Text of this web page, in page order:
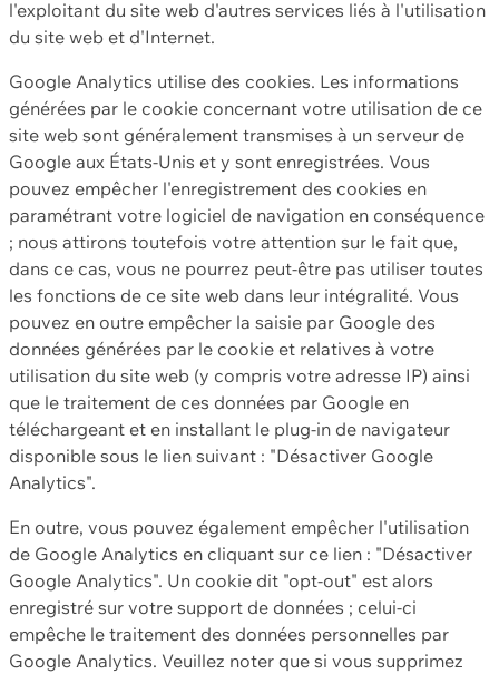
l'exploitant du site web d'autres services liés à l'utilisation
du site web et d'Internet.
Google Analytics utilise des cookies. Les informations
générées par le cookie concernant votre utilisation de ce
site web sont généralement transmises à un serveur de
Google aux États-Unis et y sont enregistrées. Vous
pouvez empêcher l'enregistrement des cookies en
paramétrant votre logiciel de navigation en conséquence
; nous attirons toutefois votre attention sur le fait que,
dans ce cas, vous ne pourrez peut-être pas utiliser toutes
les fonctions de ce site web dans leur intégralité. Vous
pouvez en outre empêcher la saisie par Google des
données générées par le cookie et relatives à votre
utilisation du site web (y compris votre adresse IP) ainsi
que le traitement de ces données par Google en
téléchargeant et en installant le plug-in de navigateur
disponible sous le lien suivant : "Désactiver Google
Analytics".
En outre, vous pouvez également empêcher l'utilisation
de Google Analytics en cliquant sur ce lien : "Désactiver
Google Analytics". Un cookie dit "opt-out" est alors
enregistré sur votre support de données ; celui-ci
empêche le traitement des données personnelles par
Google Analytics. Veuillez noter que si vous supprimez